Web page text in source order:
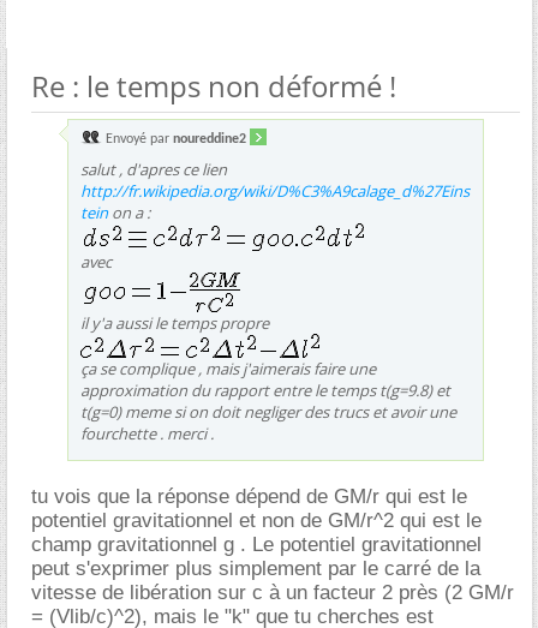
Re : le temps non déformé !
Envoyé par noureddine2
salut , d'apres ce lien
http://fr.wikipedia.org/wiki/D%C3%A9calage_d%27Eins
teinon a :
avec
il y'a aussi le temps propre
ça se complique , mais j'aimerais faire une
approximation du rapport entre le temps t(g=9.8) et
t(g=0) meme si on doit negliger des trucs et avoir une
fourchette . merci .
tu vois que la réponse dépend de GM/r qui est le
potentiel gravitationnel et non de GM/r^2 qui est le
champ gravitationnel g . Le potentiel gravitationnel
peut s'exprimer plus simplement par le carré de la
vitesse de libération sur c à un facteur 2 près (2 GM/r
= (Vlib/c)^2), mais le "k" que tu cherches est